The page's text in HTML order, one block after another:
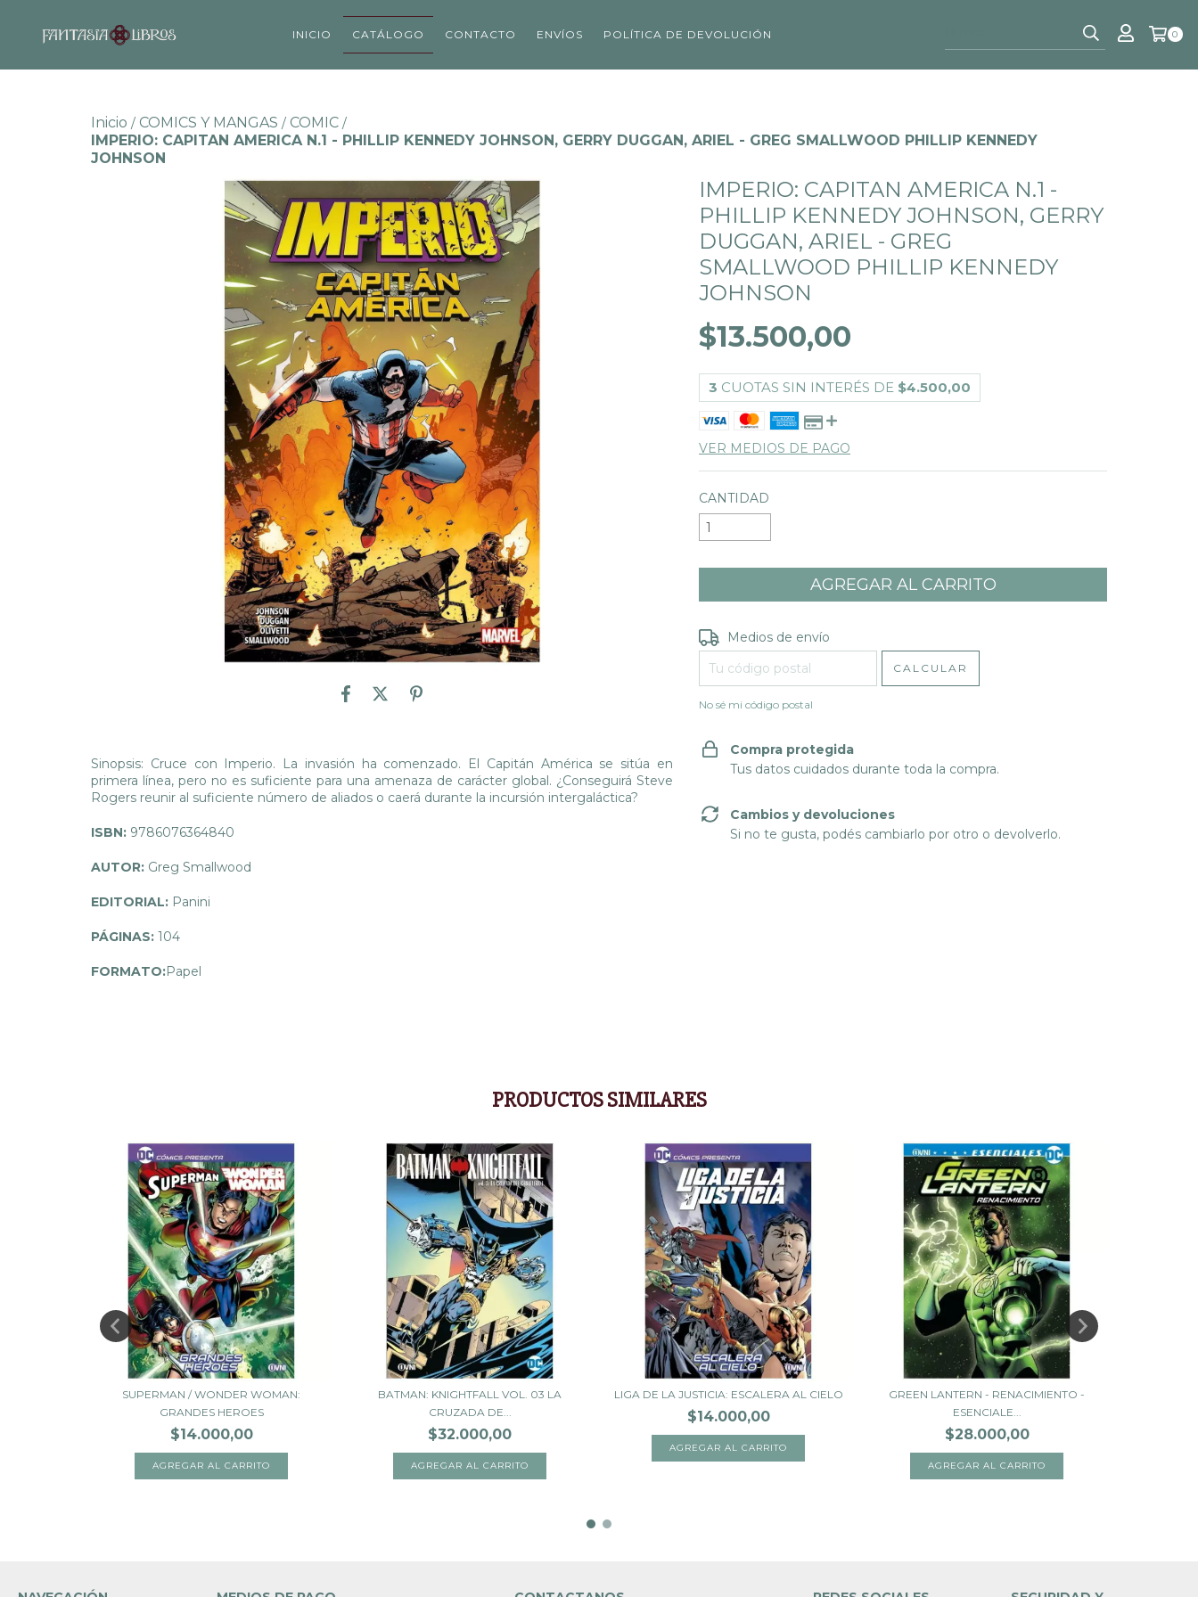
INICIO CATÁLOGO CONTACTO ENVÍOS POLÍTICA DE DEVOLUCIÓN 0
Inicio / COMICS Y MANGAS / COMIC /
IMPERIO: CAPITAN AMERICA N.1 - PHILLIP KENNEDY JOHNSON, GERRY DUGGAN, ARIEL - GREG SMALLWOOD PHILLIP KENNEDY
JOHNSON
Sinopsis: Cruce con Imperio. La invasión ha comenzado. El Capitán América se sitúa en
primera línea, pero no es suficiente para una amenaza de carácter global. ¿Conseguirá Steve
Rogers reunir al suficiente número de aliados o caerá durante la incursión intergaláctica?
ISBN: 9786076364840
AUTOR: Greg Smallwood
EDITORIAL: Panini
PÁGINAS: 104
FORMATO:Papel
IMPERIO: CAPITAN AMERICA N.1 -
PHILLIP KENNEDY JOHNSON, GERRY
DUGGAN, ARIEL - GREG
SMALLWOOD PHILLIP KENNEDY
JOHNSON
$13.500,00
3 CUOTAS SIN INTERÉS DE $4.500,00
VER MEDIOS DE PAGO
CANTIDAD
Entregas para el CP:
Medios de envío
CALCULAR
No sé mi código postal
Compra protegida
Tus datos cuidados durante toda la compra.
Cambios y devoluciones
Si no te gusta, podés cambiarlo por otro o devolverlo.
PRODUCTOS SIMILARES
SUPERMAN / WONDER WOMAN:
GRANDES HEROES
$14.000,00
BATMAN: KNIGHTFALL VOL. 03 LA
CRUZADA DE...
$32.000,00
LIGA DE LA JUSTICIA: ESCALERA AL CIELO
$14.000,00
GREEN LANTERN - RENACIMIENTO -
ESENCIALE...
$28.000,00